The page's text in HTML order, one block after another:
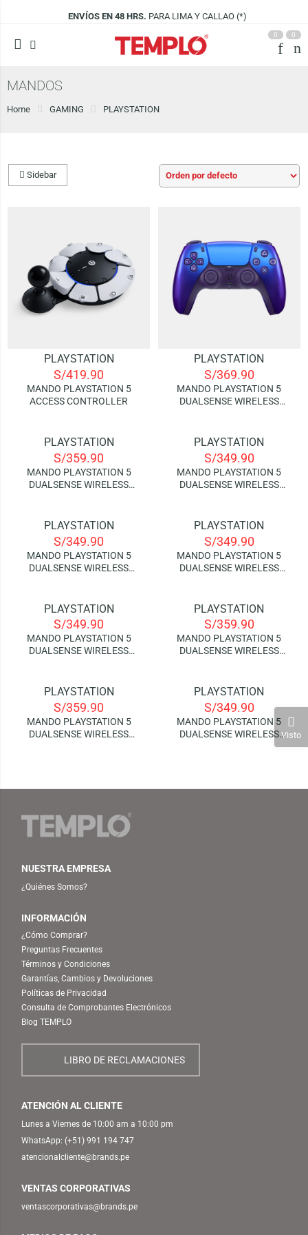
ENVÍOS EN 48 HRS.PARA LIMA Y CALLAO (*)
0 0
MANDOS
Home GAMING PLAYSTATION
Sidebar
PLAYSTATION
S/419.90
MANDO PLAYSTATION 5
ACCESS CONTROLLER
PLAYSTATION
S/369.90
MANDO PLAYSTATION 5
DUALSENSE WIRELESS
PLAYSTATION
S/359.90
MANDO PLAYSTATION 5
DUALSENSE WIRELESS
PLAYSTATION
S/349.90
MANDO PLAYSTATION 5
DUALSENSE WIRELESS
PLAYSTATION
S/349.90
MANDO PLAYSTATION 5
DUALSENSE WIRELESS
PLAYSTATION
S/349.90
MANDO PLAYSTATION 5
DUALSENSE WIRELESS
AGOTADO
PLAYSTATION
S/349.90
MANDO PLAYSTATION 5
DUALSENSE WIRELESS
PLAYSTATION
S/359.90
MANDO PLAYSTATION 5
DUALSENSE WIRELESS
PLAYSTATION
S/359.90
MANDO PLAYSTATION 5
DUALSENSE WIRELESS
PLAYSTATION
S/349.90
MANDO PLAYSTATION 5
DUALSENSE WIRELESS
CONTROLLER – WHITE
NUESTRA EMPRESA
¿Quiénes Somos?
INFORMACIÓN
¿Cómo Comprar?
Preguntas Frecuentes
Términos y Condiciones
Garantías, Cambios y Devoluciones
Políticas de Privacidad
Consulta de Comprobantes Electrónicos
Blog TEMPLO
LIBRO DE RECLAMACIONES
ATENCIÓN AL CLIENTE
Lunes a Viernes de 10:00 am a 10:00 pm
WhatsApp: (+51) 991 194 747
atencionalcliente@brands.pe
VENTAS CORPORATIVAS
ventascorporativas@brands.pe
Visto